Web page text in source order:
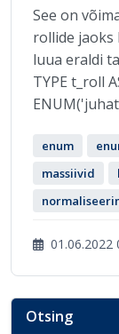
See on
rollide jaoks
luua eraldi
TYPE t_roll
enum
massiivid
01.06.2022
Otsing